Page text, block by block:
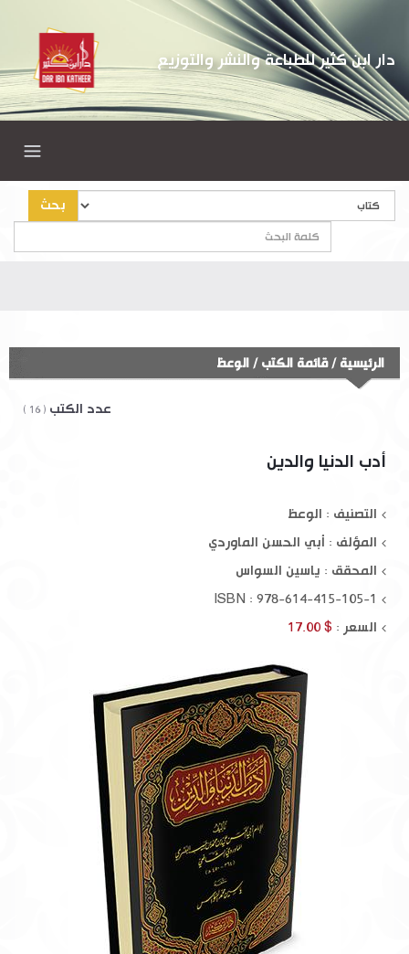
دار ابن كثير للطباعة والنشر والتوزيع
بحث
الرئيسية /قائمة الكتب/ الوعظ
عدد الكتب ( 16 )
أدب الدنيا والدين
التصنيف : الوعظ
المؤلف : أبي الحسن الماوردي
المحقق : ياسين السواس
ISBN : 978-614-415-105-1
السعر : $ 17.00